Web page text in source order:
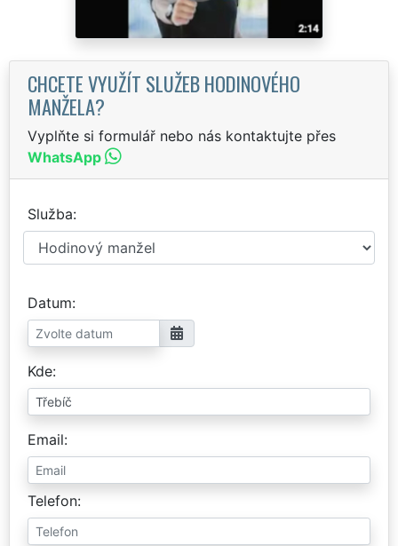
CHCETE VYUŽÍT SLUŽEB HODINOVÉHO
MANŽELA?
Vyplňte si formulář nebo nás kontaktujte přes
WhatsApp
Služba
Datum
Kde
Email
Telefon